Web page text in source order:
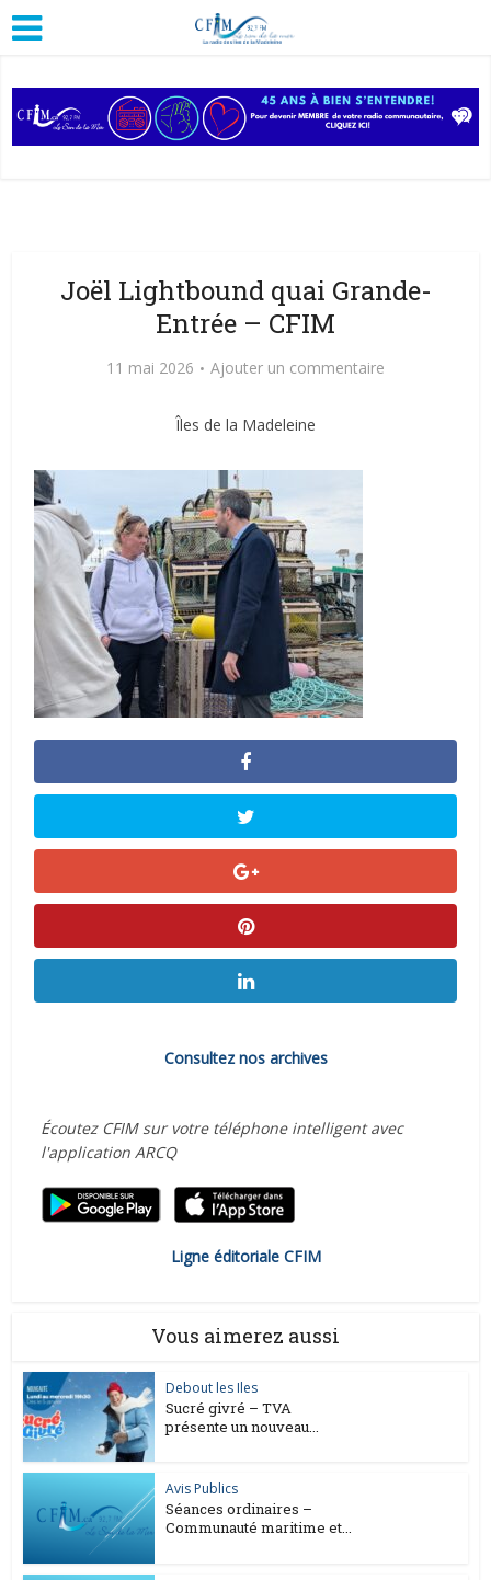
Joël Lightbound quai Grande-
Entrée – CFIM
11 mai 2026 Ajouter un commentaire
Îles de la Madeleine
Consultez nos archives
Écoutez CFIM sur votre téléphone intelligent avec
l'application ARCQ
Ligne éditoriale CFIM
Vous aimerez aussi
Debout les Iles
Sucré givré – TVA
présente un nouveau...
Avis Publics
Séances ordinaires –
Communauté maritime et...